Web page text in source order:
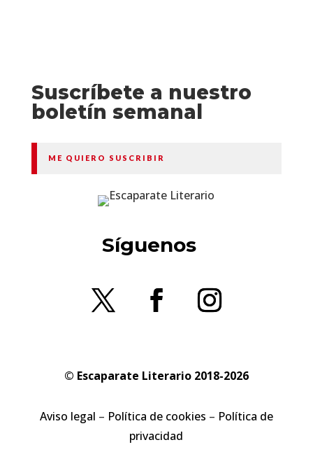
Suscríbete a nuestro
boletín semanal
ME QUIERO SUSCRIBIR
Síguenos
© Escaparate Literario 2018-2026
Aviso legal – Política de cookies – Política de
privacidad